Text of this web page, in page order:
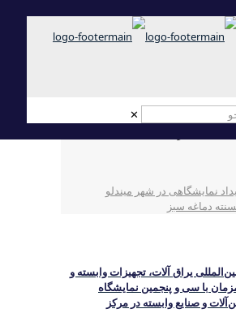
✕
در شهر میندلو
نمایشگاهی در شهر میندلو
دماغه سبز
یراق آلات، تجهیزات وابسته و
با سی و پنجمین نمایشگاه
و صنایع وابسته در مرکز